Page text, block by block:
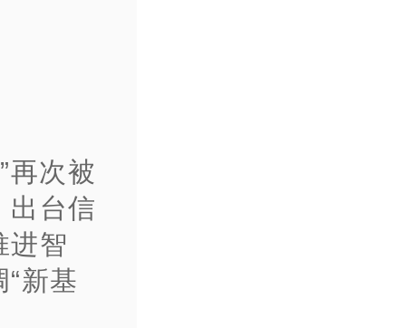
再次被
出台信
进智
新基